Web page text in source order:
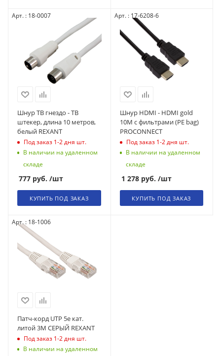
Арт. : 18-0007
Шнур ТВ гнездо - ТВ
штекер, длина 10 метров,
белый REXANT
Под заказ 1-2 дня шт.
В наличии на удаленном
складе
777 руб. /шт
КУПИТЬ ПОД ЗАКАЗ
Арт. : 17-6208-6
Шнур HDMI - HDMI gold
10М с фильтрами (PE bag)
PROCONNECT
Под заказ 1-2 дня шт.
В наличии на удаленном
складе
1 278руб. /шт
КУПИТЬ ПОД ЗАКАЗ
Арт. : 18-1006
Патч-корд UTP 5e кат.
литой 3М СЕРЫЙ REXANT
Под заказ 1-2 дня шт.
В наличии на удаленном